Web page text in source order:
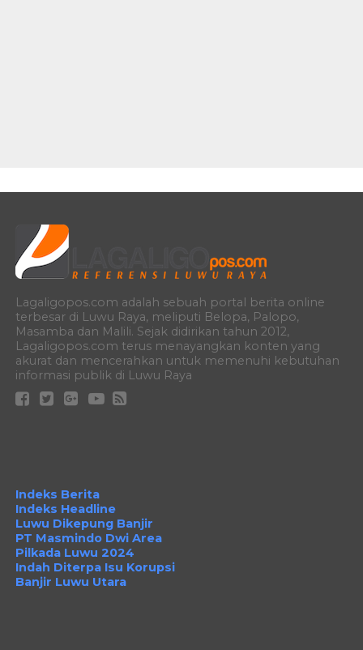
Lagaligopos.com adalah sebuah portal berita online
terbesar di Luwu Raya, meliputi Belopa, Palopo,
Masamba dan Malili. Sejak didirikan tahun 2012,
Lagaligopos.com terus menayangkan konten yang
akurat dan mencerahkan untuk memenuhi kebutuhan
informasi publik di Luwu Raya
Indeks Berita
Indeks Headline
Luwu Dikepung Banjir
PT Masmindo Dwi Area
Pilkada Luwu 2024
Indah Diterpa Isu Korupsi
Banjir Luwu Utara